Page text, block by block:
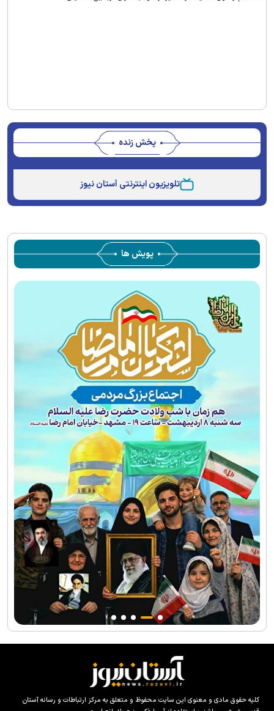
پخش زنده
تلویزیون اینترنتی آستان نیوز
پویش ها
کلیه حقوق مادی و معنوی این سایت محفوظ و متعلق به مرکز ارتباطات و رسانه آستان